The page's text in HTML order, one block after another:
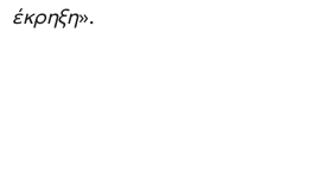
έκρηξη».